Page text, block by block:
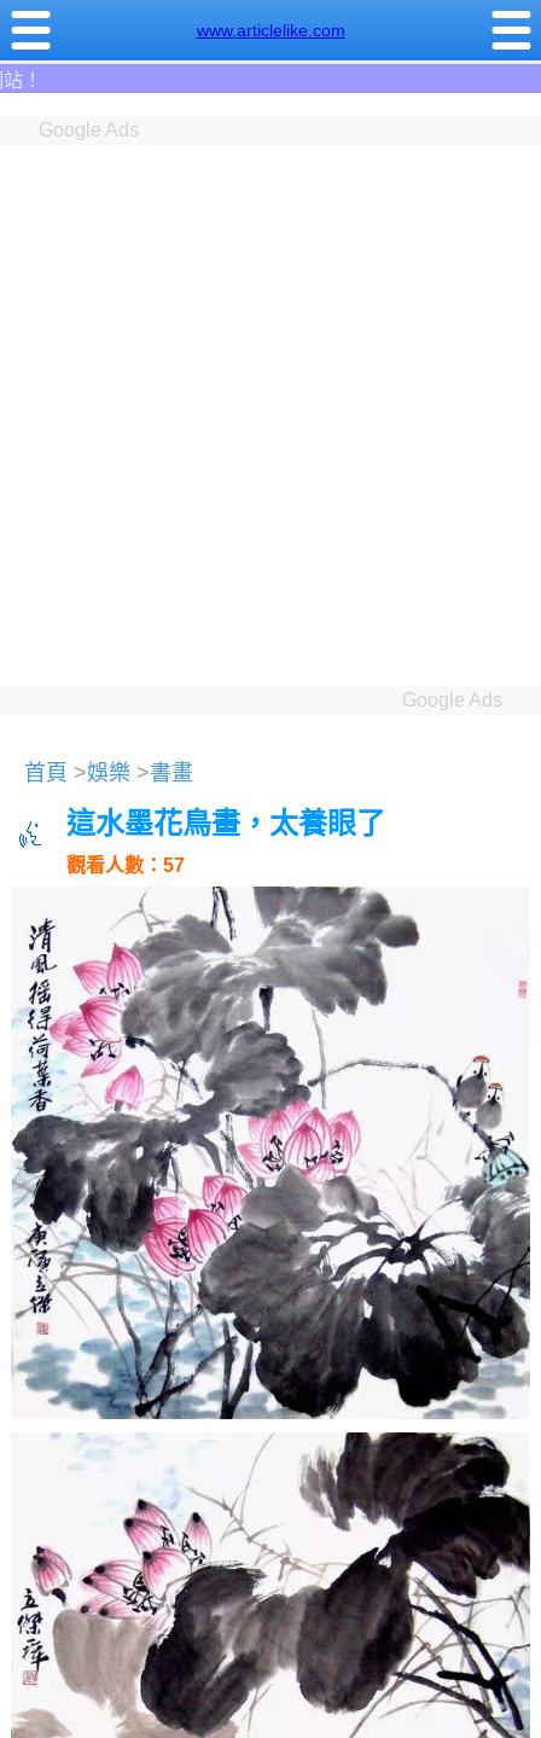
www.articlelike.com
Google Ads
Google Ads
首頁 >娛樂 >書畫
這水墨花鳥畫，太養眼了
觀看人數：57